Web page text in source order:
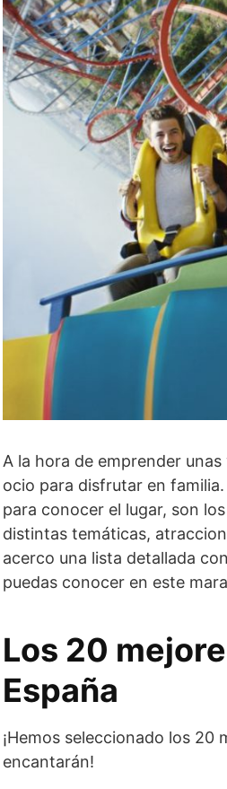
A la hora de emprender
ocio para disfrutar en
para conocer el lugar, son
distintas temáticas,
acerco una lista detallada
puedas conocer en este
Los 20
España
¡Hemos seleccionado los 20
encantarán!